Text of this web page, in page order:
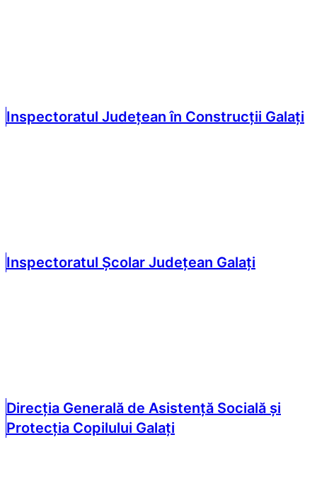
Inspectoratul Județean în Construcții Galați
Inspectoratul Școlar Județean Galați
Direcția Generală de Asistență Socială și
Protecția Copilului Galați